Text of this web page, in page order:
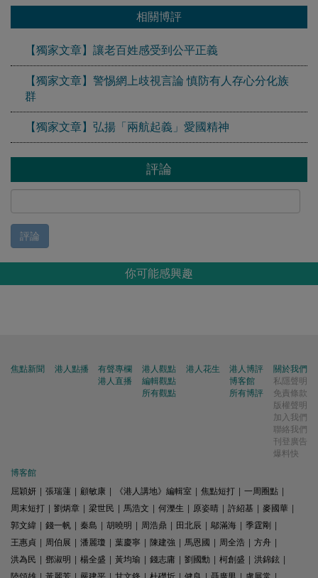
相關博評
【獨家文章】讓老百姓感受到公平正義
【獨家文章】警惕網上歧視言論 慎防有人存心分化族
群
【獨家文章】弘揚「兩航起義」愛國精神
評論
評論
你可能感興趣
焦點新聞 港人點播
有聲專欄
港人直播
港人觀點
編輯觀點
所有觀點
港人花生
港人博評
博客館
所有博評
關於我們
私隱聲明
免責條款
版權聲明
加入我們
聯絡我們
刊登廣告
爆料快
博客館
屈穎妍 | 張瑞蓮 | 顧敏康 | 《港人講地》編輯室 | 焦點短打 | 一周圈點 |
周末短打 | 劉炳章 | 梁世民 | 馬浩文 | 何濼生 | 原姿晴 | 許紹基 | 麥國華 |
郭文緯 | 錢一帆 | 秦島 | 胡曉明 | 周浩鼎 | 田北辰 | 鄔滿海 | 季霆剛 |
王惠貞 | 周伯展 | 潘麗瓊 | 葉慶寧 | 陳建強 | 馬恩國 | 周全浩 | 方舟 |
洪為民 | 鄧淑明 | 楊全盛 | 黃均瑜 | 錢志庸 | 劉國勳 | 柯創盛 | 洪錦鉉 |